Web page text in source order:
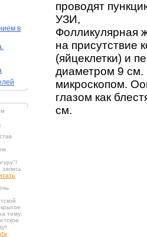
в
запись
тему:
проводят
УЗИ,
Фолликулярная
на присутствие
(яйцеклетки) и
диаметром 9 см.
микроскопом.
глазом как
см.